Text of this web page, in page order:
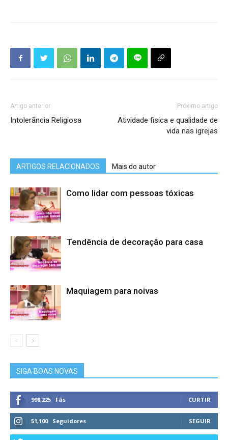
Artigo anterior
Intolerãncia Religiosa
Próximo artigo
Atividade fisica e qualidade de
vida nas igrejas
ARTIGOS RELACIONADOS Mais do autor
Como lidar com pessoas tóxicas
Tendência de decoração para casa
Maquiagem para noivas
SIGA BOAS NOVAS
998,225 Fãs CURTIR
51,100 Seguidores SEGUIR